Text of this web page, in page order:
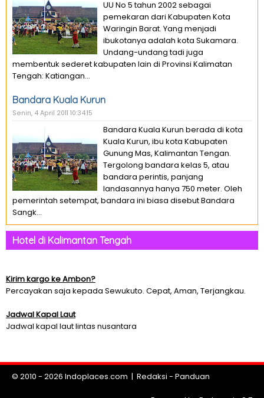
UU No 5 tahun 2002 sebagai
pemekaran dari Kabupaten Kota
Waringin Barat. Yang menjadi
ibukotanya adalah kota Sukamara.
Undang-undang tadi juga
membentuk sederet kabupaten lain di Provinsi Kalimatan
Tengah: Katiangan...
Bandara Kuala Kurun
Senin, 4 April 2011 10:34:15
Bandara Kuala Kurun berada di kota
Kuala Kurun, ibu kota Kabupaten
Gunung Mas, Kalimantan Tengan.
Tergolong bandara kelas 5, atau
bandara perintis, panjang
landasannya hanya 750 meter. Oleh
pemerintah setempat, bandara ini biasa disebut Bandara
Sangk...
Hotel di Kalimantan Tengah
Kirim kargo ke Ambon?
Percayakan saja kepada Sewukuto. Cepat, Aman, Terjangkau.
Jadwal Kapal Laut
Jadwal kapal laut lintas nusantara
© 2010 - 2026 Indoplaces.com | Redaksi - Panduan